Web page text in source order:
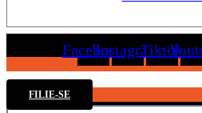
FacebookInstagramTiktok
FILIE-SE